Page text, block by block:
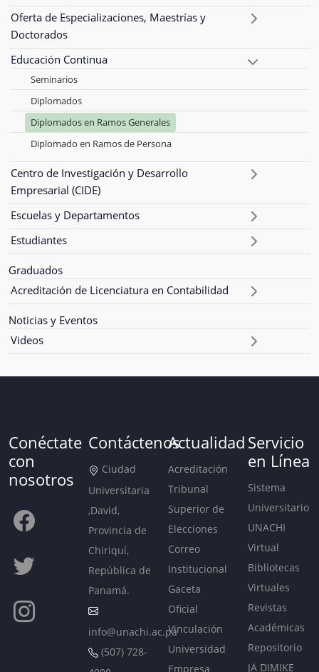
Oferta de Especializaciones, Maestrías y
Doctorados
Educación Continua
Seminarios
Diplomados
Diplomados en Ramos Generales
Diplomado en Ramos de Persona
Centro de Investigación y Desarrollo
Empresarial (CIDE)
Escuelas y Departamentos
Estudiantes
Graduados
Acreditación de Licenciatura en Contabilidad
Noticias y Eventos
Videos
Conéctate
con
nosotros
Contáctenos
Ciudad
Universitaria
,David,
Provincia de
Chiriquí,
República de
Panamá.
info@unachi.ac.pa
(507) 728-
Actualidad
Acreditación
Tribunal
Superior de
Elecciones
Correo
Institucional
Gaceta
Oficial
Vinculación
Universidad
Empresa
Servicio
en Línea
Sistema
Universitario
UNACHI
Virtual
Bibliotecas
Virtuales
Revistas
Académicas
Repositorio
JÄ DIMIKE